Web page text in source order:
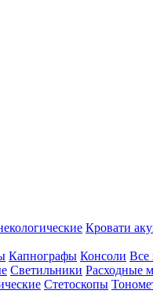
Кровати
Капнографы Консоли Все
Светильники Расходные
Стетоскопы